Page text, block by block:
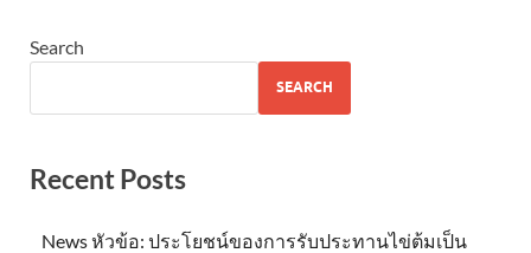
Search
SEARCH
Recent Posts
News หัวข้อ: ประโยชน์ของการรับประทานไข่ต้มเป็น